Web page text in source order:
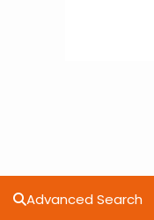
Advanced Search